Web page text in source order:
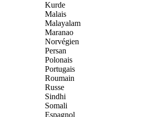
Kurde
Malais
Malayalam
Maranao
Norvégien
Persan
Polonais
Portugais
Roumain
Russe
Sindhi
Somali
Espagnol